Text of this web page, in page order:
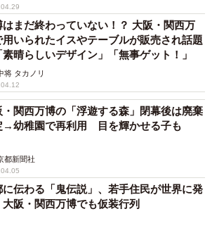
(@t_tsuji)May 22, 2025
ちわサイズに合わせて作られている
にあちらこちらでもらえる販促用の
らツルッと自動で剥がれてくれまし
似して紙をはがしてマップを貼っても
紙なら上に貼ってしまってもいいか
プリントするという方法もありま
ら万博会場を歩いている最中に、次
確認できるという優れたアイデア
はまだ終わっていない！？ 大阪・関西万
用いられたイスやテーブルが販売され話題
素晴らしいデザイン」「無事ゲット！」
将 タカノリ
・関西万博の「浮遊する森」閉幕後は廃棄
→幼稚園で再利用 目を輝かせる子も
都新聞社
に伝わる「鬼伝説」、若手住民が世界に発
阪・関西万博でも仮装行列